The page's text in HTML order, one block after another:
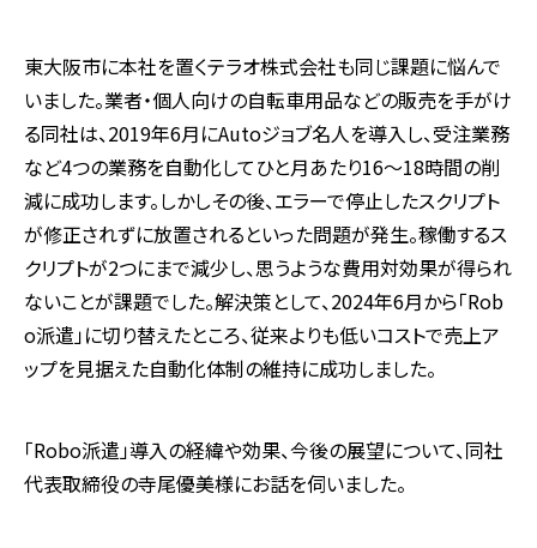
東大阪市に本社を置くテラオ株式会社も同じ課題に悩んで
いました。業者・個人向けの自転車用品などの販売を手がけ
る同社は、2019年6月にAutoジョブ名人を導入し、受注業務
など4つの業務を自動化してひと月あたり16～18時間の削
減に成功します。しかしその後、エラーで停止したスクリプト
が修正されずに放置されるといった問題が発生。稼働するス
クリプトが2つにまで減少し、思うような費用対効果が得られ
ないことが課題でした。解決策として、2024年6月から「Rob
o派遣」に切り替えたところ、従来よりも低いコストで売上ア
ップを見据えた自動化体制の維持に成功しました。
「Robo派遣」導入の経緯や効果、今後の展望について、同社
代表取締役の寺尾優美様にお話を伺いました。